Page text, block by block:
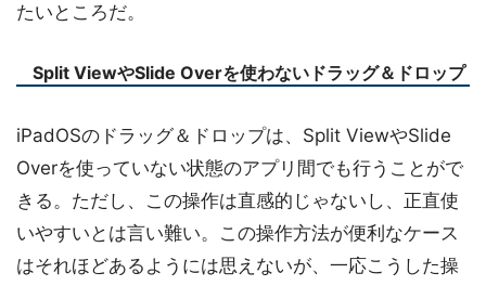
たいところだ。
Split ViewやSlide Overを使わないドラッグ＆ドロップ
iPadOSのドラッグ＆ドロップは、Split ViewやSlide
Overを使っていない状態のアプリ間でも行うことがで
きる。ただし、この操作は直感的じゃないし、正直使
いやすいとは言い難い。この操作方法が便利なケース
はそれほどあるようには思えないが、一応こうした操